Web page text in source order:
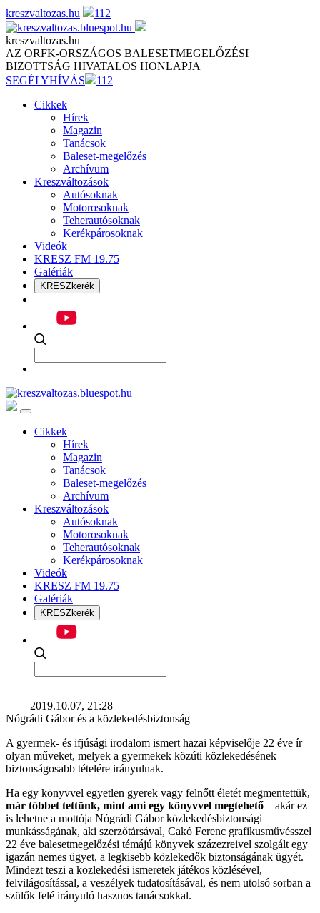
Skip
to
content
kreszvaltozas.hu 112
kreszvaltozas.hu
AZ ORFK-ORSZÁGOS BALESETMEGELŐZÉSI
BIZOTTSÁG HIVATALOS HONLAPJA
SEGÉLYHÍVÁS
112
Cikkek
Hírek
Magazin
Tanácsok
Baleset-megelőzés
Archívum
Kreszváltozások
Autósoknak
Motorosoknak
Teherautósoknak
Kerékpárosoknak
Videók
KRESZ FM 19.75
Galériák
KRESZkerék
Cikkek
Hírek
Magazin
Tanácsok
Baleset-megelőzés
Archívum
Kreszváltozások
Autósoknak
Motorosoknak
Teherautósoknak
Kerékpárosoknak
Videók
KRESZ FM 19.75
Galériák
KRESZkerék
2019.10.07, 21:28
Nógrádi Gábor és a közlekedésbiztonság
A gyermek- és ifjúsági irodalom ismert hazai képviselője 22 éve ír
olyan műveket, melyek a gyermekek közúti közlekedésének
biztonságosabb tételére irányulnak.
Ha egy könyvvel egyetlen gyerek vagy felnőtt életét megmentettük,
már többet tettünk, mint ami egy könyvvel megtehető – akár ez
is lehetne a mottója Nógrádi Gábor közlekedésbiztonsági
munkásságának, aki szerzőtársával, Cakó Ferenc grafikusművésszel
22 éve balesetmegelőzési témájú könyvek százezreivel szolgált egy
igazán nemes ügyet, a legkisebb közlekedők biztonságának ügyét.
Mindezt teszi a közlekedési ismeretek játékos közlésével,
felvilágosítással, a veszélyek tudatosításával, és nem utolsó sorban a
szülők felé irányuló hasznos tanácsokkal.